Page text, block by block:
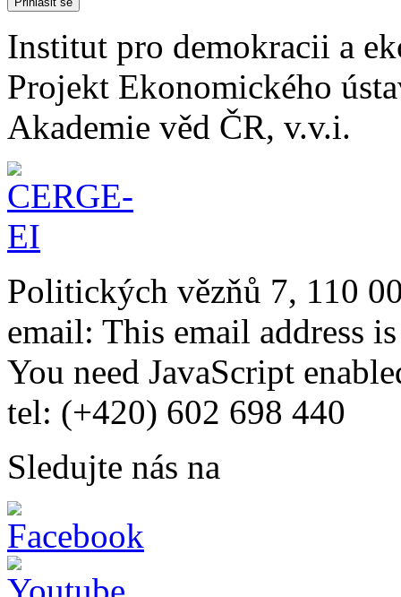
Institut pro demokracii a
Projekt Ekonomického
Akademie věd ČR, v.v.i.
Politických vězňů 7, 110
email: This email address
You need JavaScript
tel: (+420) 602 698 440
Sledujte nás na